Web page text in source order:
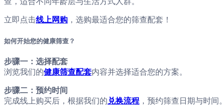
立即点击线上网购 ，选购最适合您的筛查配套！
如何开始您的健康筛查？
步骤一：选择配套
浏览我们的健康筛查配套内容并选择适合您的方案。
步骤二：预约时间
完成线上购买后，根据我们的 兑换流程 ，预约筛查日期与时间